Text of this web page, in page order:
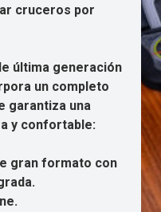
cruceros por
última generación
un completo
garantiza una
y confortable:
gran formato con